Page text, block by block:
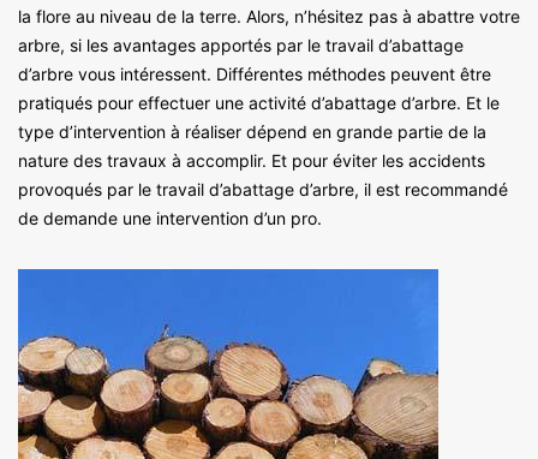
la flore au niveau de la terre. Alors, n’hésitez pas à abattre votre
arbre, si les avantages apportés par le travail d’abattage
d’arbre vous intéressent. Différentes méthodes peuvent être
pratiqués pour effectuer une activité d’abattage d’arbre. Et le
type d’intervention à réaliser dépend en grande partie de la
nature des travaux à accomplir. Et pour éviter les accidents
provoqués par le travail d’abattage d’arbre, il est recommandé
de demande une intervention d’un pro.